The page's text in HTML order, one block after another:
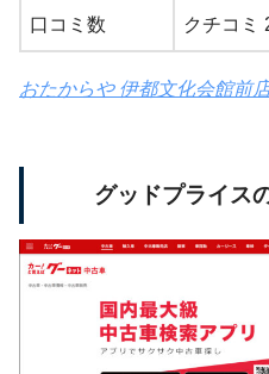
口コミ数 クチコミ
おたからや 伊都文化会館前
グッドプライス